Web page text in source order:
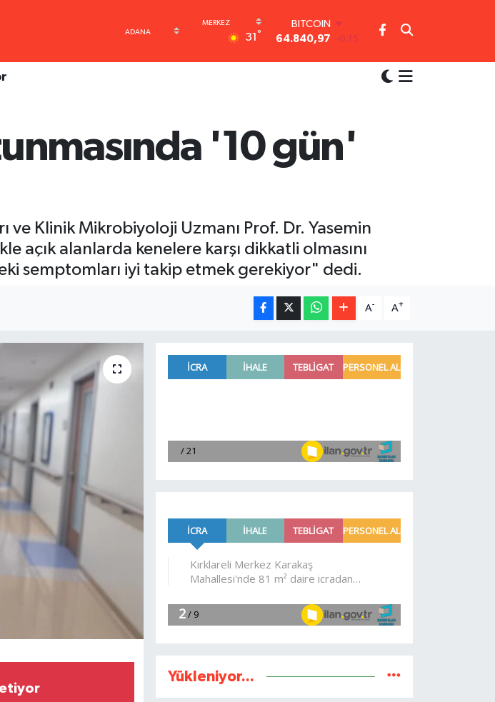
31 °
64.840,97 -0.15
DOLAR
EURO
6660.55 0
BİST100
13.779
'10 gün'
ve Klinik Mikrobiyoloji Uzmanı Prof. Dr. Yasemin
açık alanlarda kenelere karşı dikkatli olmasını
semptomları iyi takip etmek gerekiyor" dedi.
A- A+
Yükleniyor...